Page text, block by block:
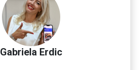
Gabriela Erdic